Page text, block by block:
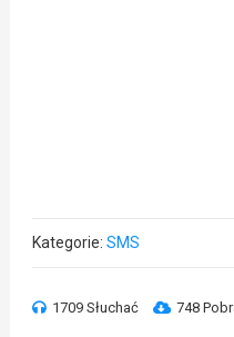
Kategorie: SMS
1709 Słuchać 748